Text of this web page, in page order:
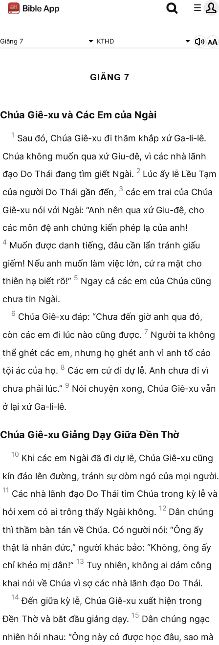
Giăng 7 KTHD
GIĂNG 7
Chúa Giê-xu và Các Em của Ngài
1 Sau đó, Chúa Giê-xu đi thăm khắp xứ Ga-li-lê.
Chúa không muốn qua xứ Giu-đê, vì các nhà lãnh
đạo Do Thái đang tìm giết Ngài. 2 Lúc ấy lễ Lều Tạm
của người Do Thái gần đến, 3 các em trai của Chúa
Giê-xu nói với Ngài: “Anh nên qua xứ Giu-đê, cho
các môn đệ anh chứng kiến phép lạ của anh!
4 Muốn được danh tiếng, đâu cần lẩn tránh giấu
giếm! Nếu anh muốn làm việc lớn, cứ ra mặt cho
thiên hạ biết rõ!” 5 Ngay cả các em của Chúa cũng
chưa tin Ngài.
6 Chúa Giê-xu đáp: “Chưa đến giờ anh qua đó,
còn các em đi lúc nào cũng được. 7 Người ta không
thể ghét các em, nhưng họ ghét anh vì anh tố cáo
tội ác của họ. 8 Các em cứ đi dự lễ. Anh chưa đi vì
chưa phải lúc.” 9 Nói chuyện xong, Chúa Giê-xu vẫn
ở lại xứ Ga-li-lê.
Chúa Giê-xu Giảng Dạy Giữa Đền Thờ
10 Khi các em Ngài đã đi dự lễ, Chúa Giê-xu cũng
kín đáo lên đường, tránh sự dòm ngó của mọi người.
11 Các nhà lãnh đạo Do Thái tìm Chúa trong kỳ lễ và
hỏi xem có ai trông thấy Ngài không. 12 Dân chúng
thì thầm bàn tán về Chúa. Có người nói: “Ông ấy
thật là nhân đức,” người khác bảo: “Không, ông ấy
chỉ khéo mị dân!” 13 Tuy nhiên, không ai dám công
khai nói về Chúa vì sợ các nhà lãnh đạo Do Thái.
14 Đến giữa kỳ lễ, Chúa Giê-xu xuất hiện trong
Đền Thờ và bắt đầu giảng dạy. 15 Dân chúng ngạc
nhiên hỏi nhau: “Ông này có được học đâu, sao mà